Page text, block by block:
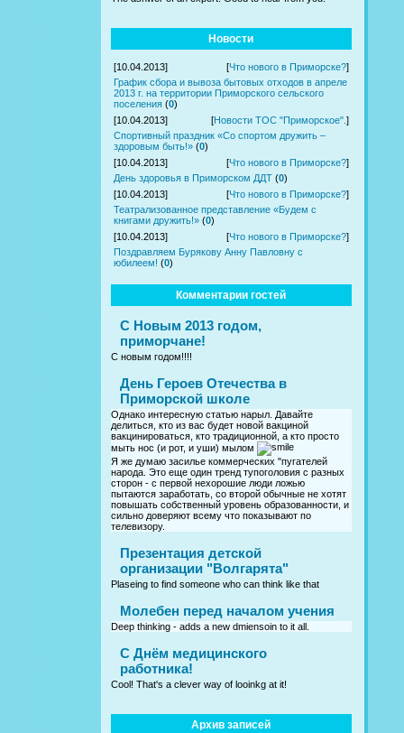
Новости
[10.04.2013] [Что нового в Приморске?]
График сбора и вывоза бытовых отходов в апреле
2013 г. на территории Приморского сельского
поселения (0)
[10.04.2013]
[Новости ТОС "Приморское". ]
Спортивный праздник «Со спортом дружить –
здоровым быть!» (0)
[10.04.2013]
[Что нового в Приморске?]
День здоровья в Приморском ДДТ (0)
[10.04.2013]
[Что нового в Приморске?]
Театрализованное представление «Будем с
книгами дружить!» (0)
[10.04.2013]
[Что нового в Приморске?]
Поздравляем Бурякову Анну Павловну с
юбилеем! (0)
Комментарии гостей
С Новым 2013 годом,
приморчане!
С новым годом!!!!
День Героев Отечества в
Приморской школе
Однако интересную статью нарыл. Давайте
делиться, кто из вас будет новой вакциной
вакцинироваться, кто традиционной, а кто просто
мыть нос (и рот, и уши) мылом
Я же думаю засилье коммерческих "пугателей
народа. Это еще один тренд тупоголовия с разных
сторон - с первой нехорошие люди ложью
пытаются заработать, со второй обычные не хотят
повышать собственный уровень образованности, и
сильно доверяют всему что показывают по
телевизору.
Презентация детской
организации "Волгарята"
Plaseing to find someone who can think like that
Молебен перед началом учения
Deep thinking - adds a new dmiensoin to it all.
C Днём медицинского
работника!
Cool! That's a clever way of looinkg at it!
Архив записей